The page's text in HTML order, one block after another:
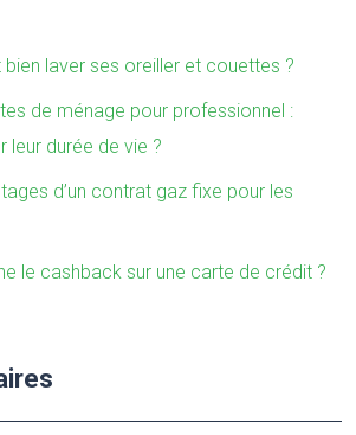
laver ses oreiller et couettes ?
de ménage pour professionnel :
durée de vie ?
d’un contrat gaz fixe pour les
le cashback sur une carte de crédit ?